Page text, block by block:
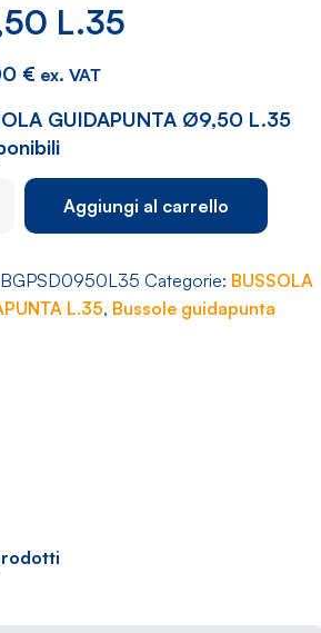
L.35
€ ex. VAT
GUIDAPUNTA Ø9,50 L.35
Aggiungi al carrello
BGPSD0950L35 Categorie: BUSSOLA
L.35, Bussole guidapunta